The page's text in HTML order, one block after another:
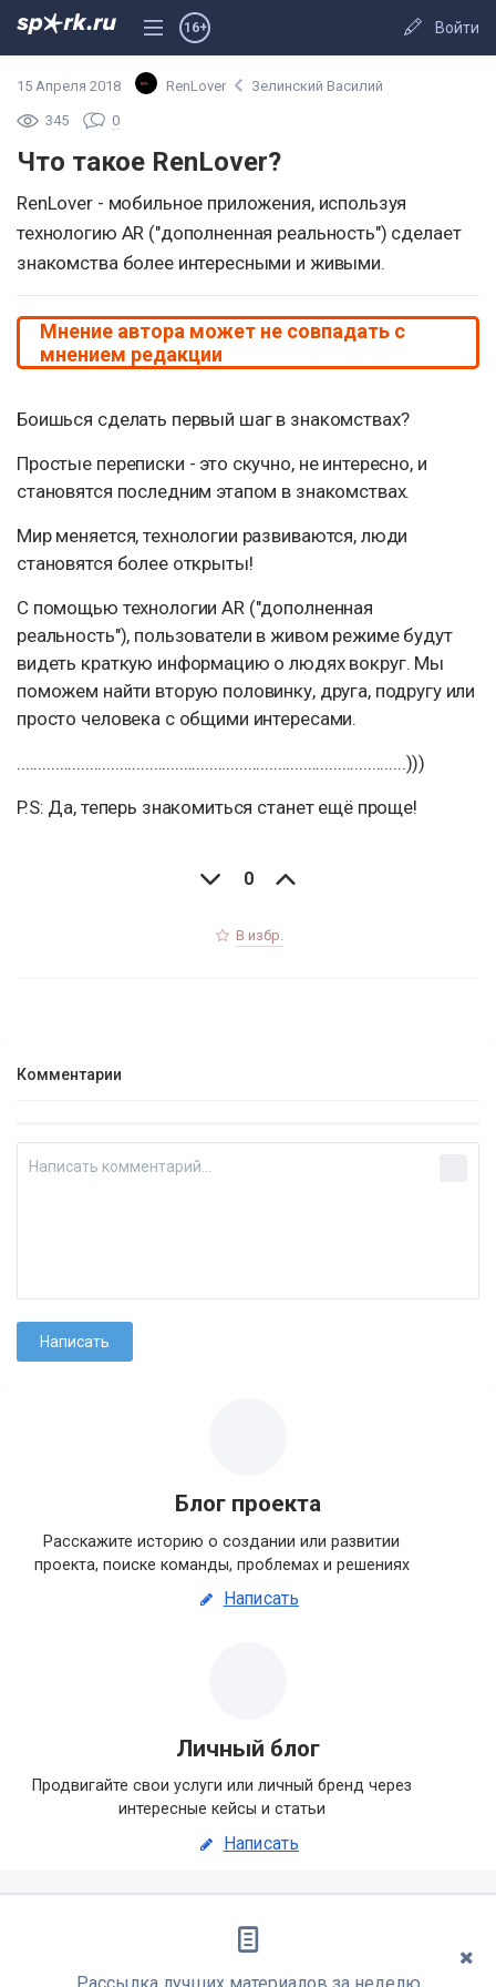
Войти
16+
15 Апреля 2018 RenLover Зелинский Василий
345 0
Что такое RenLover?
RenLover - мобильное приложения, используя
технологию AR ("дополненная реальность") сделает
знакомства более интересными и живыми.
Мнение автора может не совпадать с
мнением редакции
Боишься сделать первый шаг в знакомствах?
Простые переписки - это скучно, не интересно, и
становятся последним этапом в знакомствах.
Мир меняется, технологии развиваются, люди
становятся более открыты!
С помощью технологии АR ("дополненная
реальность"), пользователи в живом режиме будут
видеть краткую информацию о людях вокруг. Мы
поможем найти вторую половинку, друга, подругу или
просто человека с общими интересами.
...........................................................................................)))
P.S: Да, теперь знакомиться станет ещё проще!
0
В избр.
Комментарии
Блог проекта
Расскажите историю о создании или развитии
проекта, поиске команды, проблемах и решениях
Написать
Личный блог
Продвигайте свои услуги или личный бренд через
интересные кейсы и статьи
Написать
Рассылка лучших материалов за неделю